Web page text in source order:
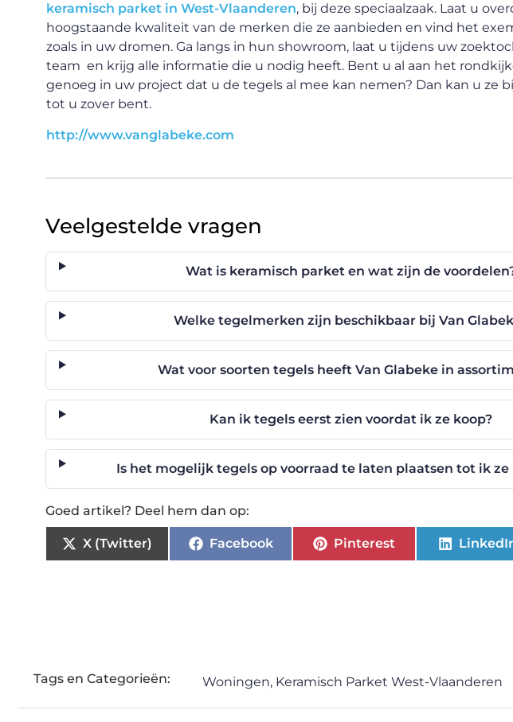
keramisch parket in West-Vlaanderen, bij deze speciaalzaak. Laat u
hoogstaande kwaliteit van de merken die ze aanbieden en vind het
zoals in uw dromen. Ga langs in hun showroom, laat u tijdens uw
team en krijg alle informatie die u nodig heeft. Bent u al aan het
genoeg in uw project dat u de tegels al mee kan nemen? Dan kan u ze
tot u zover bent.
http://www.vanglabeke.com
Veelgestelde vragen
Wat is keramisch parket en wat zijn de
Welke tegelmerken zijn beschikbaar bij Van
Wat voor soorten tegels heeft Van Glabeke in
Kan ik tegels eerst zien voordat ik ze koop?
Is het mogelijk tegels op voorraad te laten plaatsen tot ik ze
Goed artikel? Deel hem dan op:
X (Twitter) Facebook Pinterest
Tags en Categorieën: Woningen, Keramisch Parket West-Vlaanderen